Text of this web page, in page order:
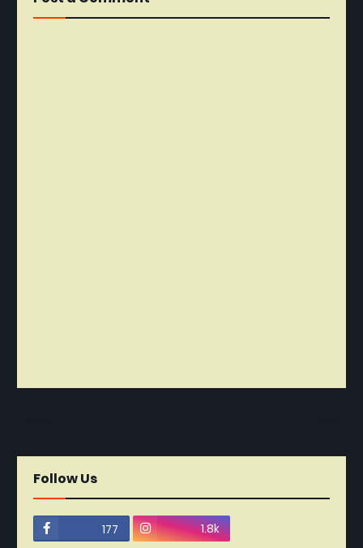
Follow Us
177 1.8k